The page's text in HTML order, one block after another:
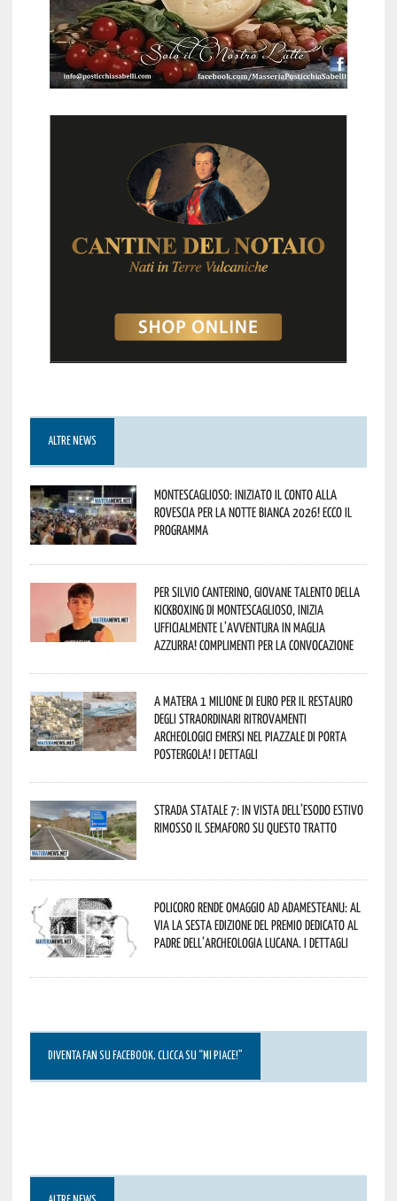
ALTRE NEWS
Montescaglioso: iniziato il conto alla
rovescia per la Notte Bianca 2026! Ecco il
programma
Per Silvio Canterino, giovane talento della
kickboxing di Montescaglioso, inizia
ufficialmente l’avventura in maglia
azzurra! Complimenti per la convocazione
A Matera 1 milione di euro per il restauro
degli straordinari ritrovamenti
archeologici emersi nel piazzale di Porta
Postergola! I dettagli
Strada statale 7: in vista dell’esodo estivo
rimosso il semaforo su questo tratto
Policoro rende omaggio ad Adamesteanu: al
via la sesta edizione del Premio dedicato al
padre dell’archeologia lucana. I dettagli
DIVENTA FAN SU FACEBOOK, CLICCA SU “MI PIACE!”